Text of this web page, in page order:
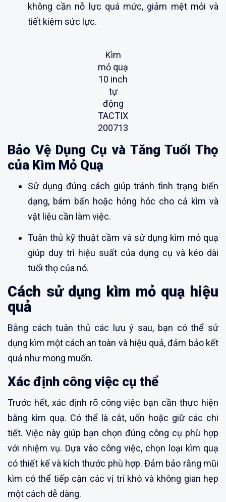
không cần nỗ lực quá mức, giảm mệt mỏi và
tiết kiệm sức lực.
Kìm
mỏ quạ
10 inch
tự
động
TACTIX
200713
Bảo Vệ Dụng Cụ và Tăng Tuổi Thọ
của Kìm Mỏ Quạ
Sử dụng đúng cách giúp tránh tình trạng biến
dạng, bám bẩn hoặc hỏng hóc cho cả kìm và
vật liệu cần làm việc.
Tuân thủ kỹ thuật cầm và sử dụng kìm mỏ quạ
giúp duy trì hiệu suất của dụng cụ và kéo dài
tuổi thọ của nó.
Cách sử dụng kìm mỏ quạ hiệu
quả
Bằng cách tuân thủ các lưu ý sau, bạn có thể sử
dụng kìm một cách an toàn và hiệu quả, đảm bảo kết
quả như mong muốn.
Xác định công việc cụ thể
Trước hết, xác định rõ công việc bạn cần thực hiện
bằng kìm quạ. Có thể là cắt, uốn hoặc giữ các chi
tiết. Việc này giúp bạn chọn đúng công cụ phù hợp
với nhiệm vụ. Dựa vào công việc, chọn loại kìm quạ
có thiết kế và kích thước phù hợp. Đảm bảo rằng mũi
kìm có thể tiếp cận các vị trí khó và không gian hẹp
một cách dễ dàng.